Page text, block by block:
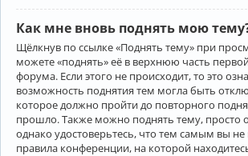
Как мне вновь поднять мою
Щёлкнув по ссылке «Поднять тему» при
можете «поднять» её в верхнюю часть
форума. Если этого не происходит, то это
возможность поднятия тем могла быть
которое должно пройти до повторного
прошло. Также можно поднять тему, просто
однако удостоверьтесь, что тем самым вы
правила конференции, на которой